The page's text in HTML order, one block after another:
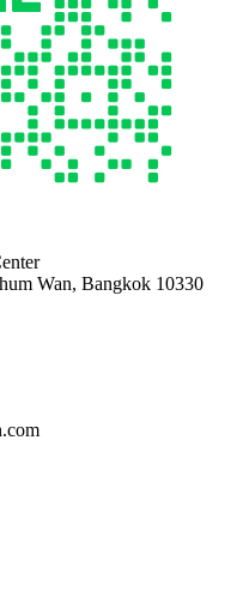
Wan, Bangkok 10330